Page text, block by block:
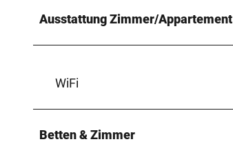
Ausstattung Zimmer/Appartement
WiFi
Betten & Zimmer